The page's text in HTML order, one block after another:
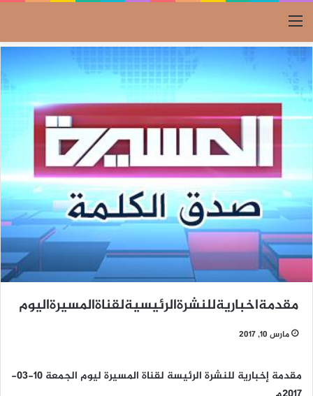
القائمة
مقدمةاخباريةللنشرةالرئيسيةلقناةالمسيرةاليوم
مارس 10, 2017
مقدمة إخبارية للنشرة الرئيسة لقناة المسيرة ليوم الجمعة 10-03-